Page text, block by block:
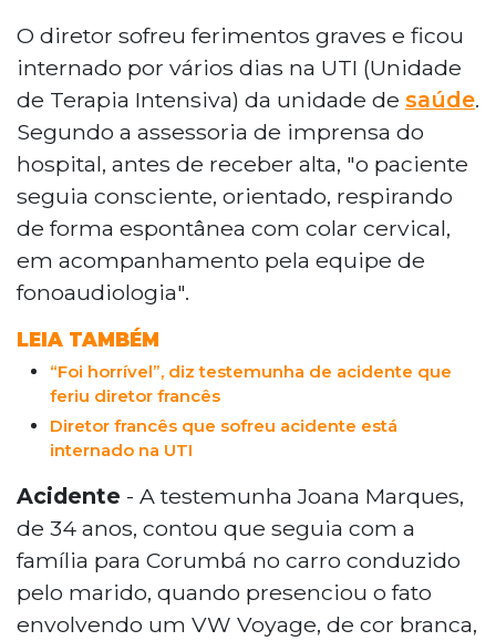
O diretor sofreu ferimentos graves e ficou
internado por vários dias na UTI (Unidade
de Terapia Intensiva) da unidade de saúde.
Segundo a assessoria de imprensa do
hospital, antes de receber alta, "o paciente
seguia consciente, orientado, respirando
de forma espontânea com colar cervical,
em acompanhamento pela equipe de
fonoaudiologia".
LEIA TAMBÉM
“Foi horrível”, diz testemunha de acidente que
feriu diretor francês
Diretor francês que sofreu acidente está
internado na UTI
Acidente - A testemunha Joana Marques,
de 34 anos, contou que seguia com a
família para Corumbá no carro conduzido
pelo marido, quando presenciou o fato
envolvendo um VW Voyage, de cor branca,